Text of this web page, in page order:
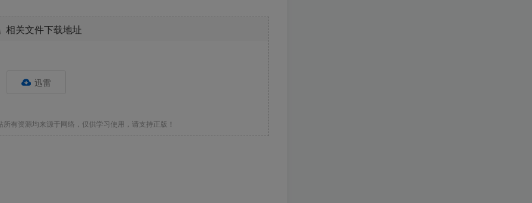
相关文件下载地址
迅雷
有资源均来源于网络，仅供学习使用，请支持正版！